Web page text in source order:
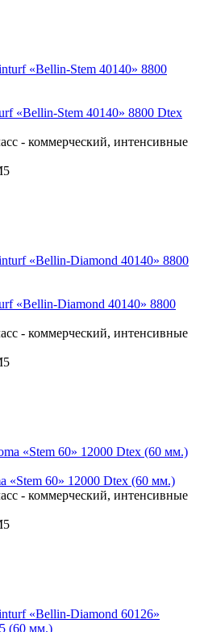
«Bellin-Stem 40140» 8800 Dtex
- коммерческий, интенсивные
«Bellin-Diamond 40140» 8800
- коммерческий, интенсивные
«Stem 60» 12000 Dtex (60 мм.)
- коммерческий, интенсивные